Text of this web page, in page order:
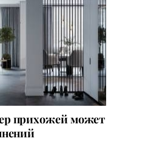
прихожей может